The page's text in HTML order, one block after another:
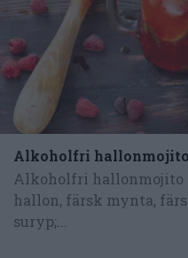
Alkoholfri hallonmojito
Alkoholfri hallonmojito
hallon, färsk mynta,
suryp;...